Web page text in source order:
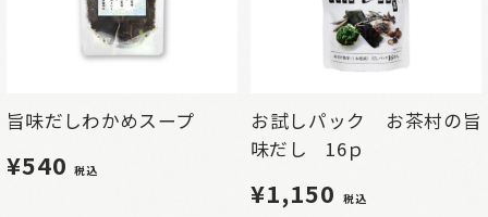
旨味だしわかめスープ
¥540税込
お試しパック お茶村の旨
味だし 16ｐ
¥1,150 税込